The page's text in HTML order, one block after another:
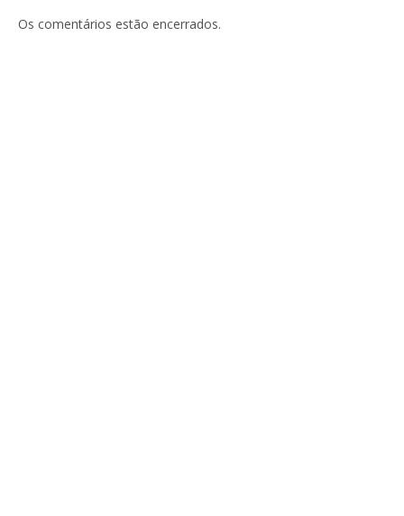
Os comentários estão encerrados.